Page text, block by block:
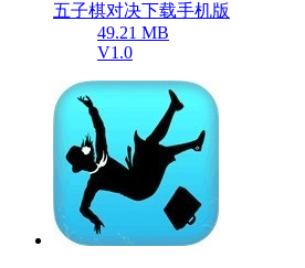
五子棋对决下载手机版
49.21 MB
V1.0